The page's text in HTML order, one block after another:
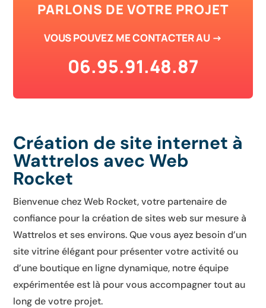
PARLONS DE VOTRE PROJET
VOUS POUVEZ ME CONTACTER AU ->
06.95.91.48.87
Création de site internet à
Wattrelos avec Web
Rocket
Bienvenue chez Web Rocket, votre partenaire de
confiance pour la création de sites web sur mesure à
Wattrelos et ses environs. Que vous ayez besoin d’un
site vitrine élégant pour présenter votre activité ou
d’une boutique en ligne dynamique, notre équipe
expérimentée est là pour vous accompagner tout au
long de votre projet.